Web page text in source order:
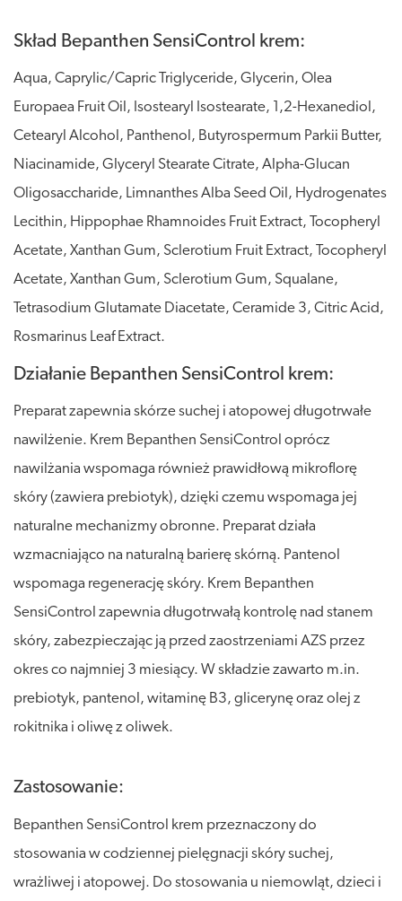
Skład Bepanthen SensiControl krem:
Aqua, Caprylic/Capric Triglyceride, Glycerin, Olea
Europaea Fruit Oil, Isostearyl Isostearate, 1,2-Hexanediol,
Cetearyl Alcohol, Panthenol, Butyrospermum Parkii Butter,
Niacinamide, Glyceryl Stearate Citrate, Alpha-Glucan
Oligosaccharide, Limnanthes Alba Seed Oil, Hydrogenates
Lecithin, Hippophae Rhamnoides Fruit Extract, Tocopheryl
Acetate, Xanthan Gum, Sclerotium Fruit Extract, Tocopheryl
Acetate, Xanthan Gum, Sclerotium Gum, Squalane,
Tetrasodium Glutamate Diacetate, Ceramide 3, Citric Acid,
Rosmarinus Leaf Extract.
Działanie Bepanthen SensiControl krem:
Preparat zapewnia skórze suchej i atopowej długotrwałe
nawilżenie. Krem Bepanthen SensiControl oprócz
nawilżania wspomaga również prawidłową mikroflorę
skóry (zawiera prebiotyk), dzięki czemu wspomaga jej
naturalne mechanizmy obronne. Preparat działa
wzmacniająco na naturalną barierę skórną. Pantenol
wspomaga regenerację skóry. Krem Bepanthen
SensiControl zapewnia długotrwałą kontrolę nad stanem
skóry, zabezpieczając ją przed zaostrzeniami AZS przez
okres co najmniej 3 miesiący. W składzie zawarto m.in.
prebiotyk, pantenol, witaminę B3, glicerynę oraz olej z
rokitnika i oliwę z oliwek.
Zastosowanie:
Bepanthen SensiControl krem przeznaczony do
stosowania w codziennej pielęgnacji skóry suchej,
wrażliwej i atopowej. Do stosowania u niemowląt, dzieci i